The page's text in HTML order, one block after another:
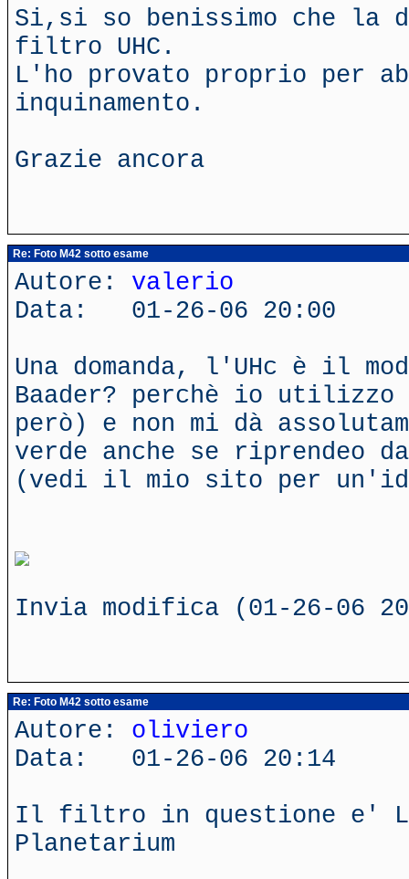
Si,si so benissimo che la
filtro UHC.
L'ho provato proprio per
inquinamento.
Grazie ancora
Re: Foto M42 sotto esame
Autore: valerio
Data: 01-26-06 20:00
Una domanda, l'UHc è il
Baader? perchè io utilizzo
però) e non mi dà
verde anche se riprendeo
(vedi il mio sito per
Invia modifica (01-26-06
Re: Foto M42 sotto esame
Autore: oliviero
Data: 01-26-06 20:14
Il filtro in questione e'
Planetarium